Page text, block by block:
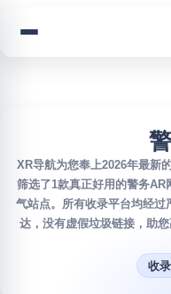
XR导航为您奉上2026年最新
筛选了1款真正好用的警务AR
气站点。所有收录平台均经
达，没有虚假垃圾链接，助
收